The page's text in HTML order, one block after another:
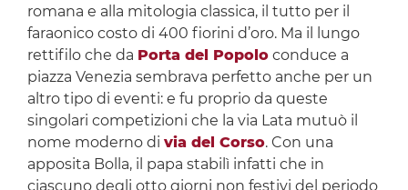
romana e alla mitologia classica, il tutto per il
faraonico costo di 400 fiorini d’oro. Ma il lungo
rettifilo che da Porta del Popoloconduce a
piazza Venezia sembrava perfetto anche per un
altro tipo di eventi: e fu proprio da queste
singolari competizioni che la via Lata mutuò il
nome moderno di via del Corso. Con una
apposita Bolla, il papa stabilì infatti che in
ciascuno degli otto giorni non festivi del periodo